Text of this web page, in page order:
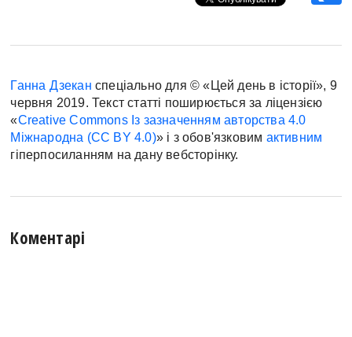
Ганна Дзекан спеціально для © «Цей день в історії», 9
червня 2019. Текст статті поширюється за ліцензією
«Creative Commons Із зазначенням авторства 4.0
Міжнародна (CC BY 4.0)» і з обов'язковим активним
гіперпосиланням на дану вебсторінку.
Коментарі